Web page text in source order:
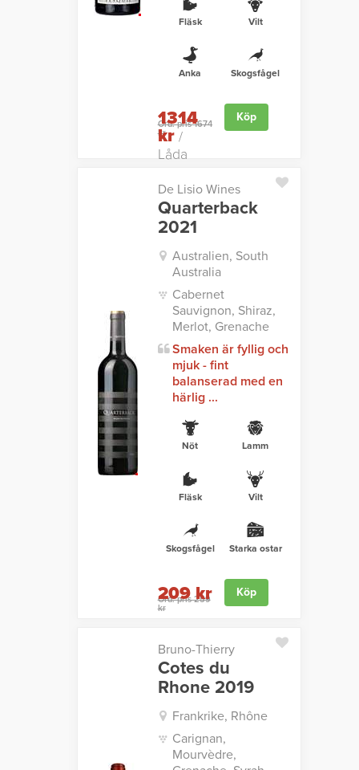
Fläsk Vilt
Anka Skogsfågel
Ord. pris 1674
kr
1314
kr/
Låda
Köp
De Lisio Wines
Quarterback
2021
Australien, South
Australia
Cabernet
Sauvignon, Shiraz,
Merlot, Grenache
Smaken är fyllig och
mjuk - fint
balanserad med en
härlig ...
Nöt Lamm
Fläsk Vilt
Skogsfågel Starka ostar
Ord. pris 259
kr
209 kr Köp
Bruno-Thierry
Cotes du
Rhone 2019
Frankrike, Rhône
Carignan,
Mourvèdre,